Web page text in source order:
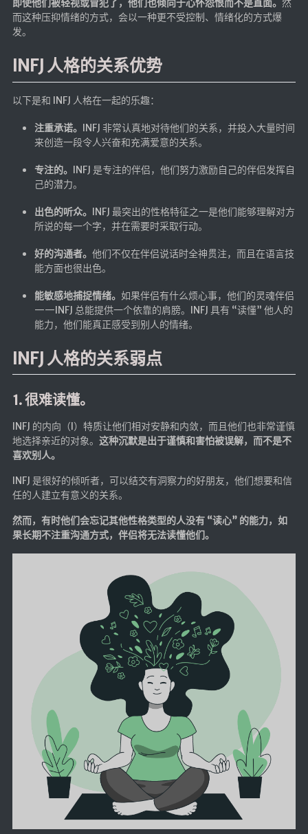
即使他们被轻视或冒犯了，他们也倾向于心怀怨恨而不是直面。 然
而这种压抑情绪的方式，会以一种更不受控制、情绪化的方式爆
发。
INFJ 人格的关系优势
以下是和 INFJ 人格在一起的乐趣：
注重承诺。 INFJ 非常认真地对待他们的关系，并投入大量时间
来创造一段令人兴奋和充满爱意的关系。
专注的。 INFJ 是专注的伴侣，他们努力激励自己的伴侣发挥自
己的潜力。
出色的听众。 INFJ 最突出的性格特征之一是他们能够理解对方
所说的每一个字，并在需要时采取行动。
好的沟通者。 他们不仅在伴侣说话时全神贯注，而且在语言技
能方面也很出色。
能敏感地捕捉情绪。 如果伴侣有什么烦心事，他们的灵魂伴侣
——INFJ 总能提供一个依靠的肩膀。INFJ 具有 “读懂” 他人的
能力，他们能真正感受到别人的情绪。
INFJ 人格的关系弱点
1. 很难读懂。
INFJ 的内向（I）特质让他们相对安静和内敛，而且他们也非常谨慎
地选择亲近的对象。 这种沉默是出于谨慎和害怕被误解，而不是不
喜欢别人。
INFJ 是很好的倾听者，可以结交有洞察力的好朋友，他们想要和信
任的人建立有意义的关系。
然而，有时他们会忘记其他性格类型的人没有 “读心” 的能力，如
果长期不注重沟通方式，伴侣将无法读懂他们。
海洋
背景连线动画
电流变形效果
夜色折现效果
文章
⌛时光轴
🎅登录
仓库
低价开会员